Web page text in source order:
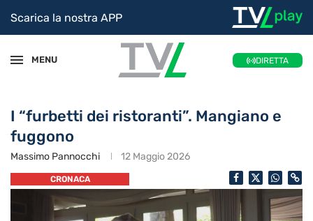
Scarica la nostra APP
MENU DIRETTA
I “furbetti dei ristoranti”. Mangiano e
fuggono
Massimo Pannocchi 12 Maggio 2026
CRONACA